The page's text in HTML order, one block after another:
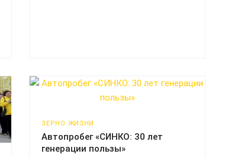
ЗЕРНО ЖИЗНИ
Автопробег «СИНКО: 30 лет
генерации пользы»